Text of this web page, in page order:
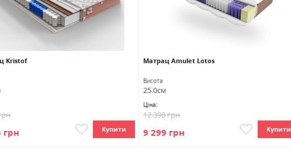
Kristof
грн Купити
Матрац Amulet Lotos
Висота
25.0см
Ціна:
9 299 грн
12 398 грн
Купити